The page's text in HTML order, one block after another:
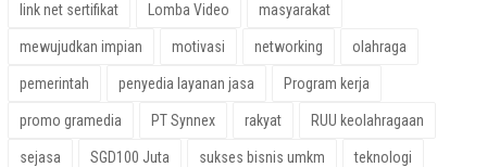
link net sertifikat Lomba Video masyarakat
mewujudkan impian motivasi networking olahraga
pemerintah penyedia layanan jasa Program kerja
promo gramedia PT Synnex rakyat RUU keolahragaan
sejasa SGD100 Juta sukses bisnis umkm teknologi